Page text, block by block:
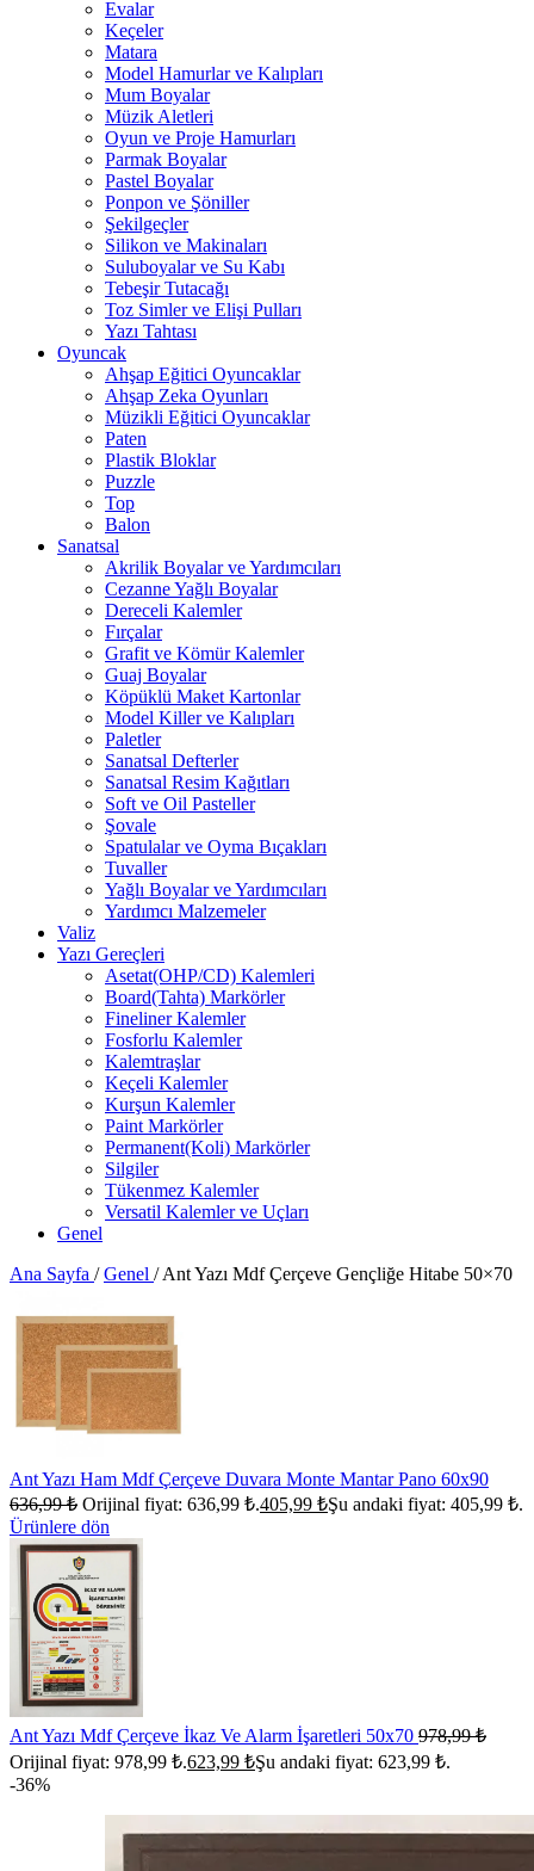
Evalar
Keçeler
Matara
Model Hamurlar ve Kalıpları
Mum Boyalar
Müzik Aletleri
Oyun ve Proje Hamurları
Parmak Boyalar
Pastel Boyalar
Ponpon ve Şöniller
Şekilgeçler
Silikon ve Makinaları
Suluboyalar ve Su Kabı
Tebeşir Tutacağı
Toz Simler ve Elişi Pulları
Yazı Tahtası
Oyuncak
Ahşap Eğitici Oyuncaklar
Ahşap Zeka Oyunları
Müzikli Eğitici Oyuncaklar
Paten
Plastik Bloklar
Puzzle
Top
Balon
Sanatsal
Akrilik Boyalar ve Yardımcıları
Cezanne Yağlı Boyalar
Dereceli Kalemler
Fırçalar
Grafit ve Kömür Kalemler
Guaj Boyalar
Köpüklü Maket Kartonlar
Model Killer ve Kalıpları
Paletler
Sanatsal Defterler
Sanatsal Resim Kağıtları
Soft ve Oil Pasteller
Şovale
Spatulalar ve Oyma Bıçakları
Tuvaller
Yağlı Boyalar ve Yardımcıları
Yardımcı Malzemeler
Valiz
Yazı Gereçleri
Asetat(OHP/CD) Kalemleri
Board(Tahta) Markörler
Fineliner Kalemler
Fosforlu Kalemler
Kalemtraşlar
Keçeli Kalemler
Kurşun Kalemler
Paint Markörler
Permanent(Koli) Markörler
Silgiler
Tükenmez Kalemler
Versatil Kalemler ve Uçları
Genel
Ana Sayfa / Genel / Ant Yazı Mdf Çerçeve Gençliğe Hitabe 50×70
Ant Yazı Ham Mdf Çerçeve Duvara Monte Mantar Pano 60x90
636,99₺ Orijinal fiyat: 636,99 ₺.405,99 ₺Şu andaki fiyat: 405,99 ₺.
Ürünlere dön
Ant Yazı Mdf Çerçeve İkaz Ve Alarm İşaretleri 50x70 978,99₺
Orijinal fiyat: 978,99 ₺.623,99 ₺Şu andaki fiyat: 623,99 ₺.
-36%